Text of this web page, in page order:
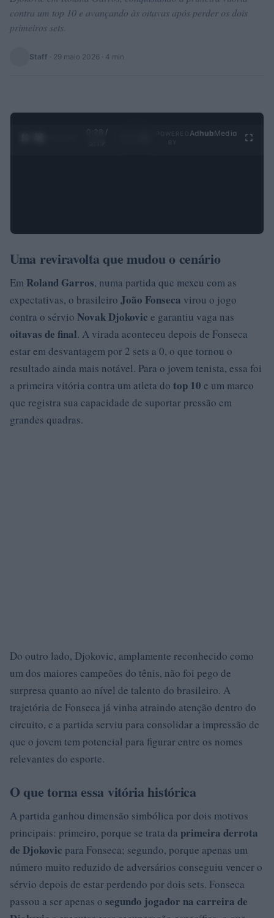
contra um top 10 e avançando às oitavas após perder os dois
primeiros sets.
Staff · 29 maio 2026 · 4 min
0:29 /
Ad hubMedia
Uma reviravolta que mudou o cenário
Em Roland Garros, numa partida que mexeu com as
expectativas, o brasileiro João Fonseca virou o jogo
contra o sérvio Novak Djokovic e garantiu vaga nas
oitavas de final. A virada aconteceu depois de Fonseca
estar em desvantagem por 2 sets a 0, o que tornou o
resultado ainda mais notável. Para o jovem tenista, essa foi
a primeira vitória contra um atleta do top 10 e um marco
que registra sua capacidade de suportar pressão em
grandes quadras.
Do outro lado, Djokovic, amplamente reconhecido como
um dos maiores campeões do tênis, não foi pego de
surpresa quanto ao nível de talento do brasileiro. A
trajetória de Fonseca já vinha atraindo atenção dentro do
circuito, e a partida serviu para consolidar a impressão de
que o jovem tem potencial para figurar entre os nomes
relevantes do esporte.
O que torna essa vitória histórica
A partida ganhou dimensão simbólica por dois motivos
principais: primeiro, porque se trata da primeira derrota
de Djokovic para Fonseca; segundo, porque apenas um
número muito reduzido de adversários conseguiu vencer o
sérvio depois de estar perdendo por dois sets. Fonseca
passou a ser apenas o segundo jogador na carreira de